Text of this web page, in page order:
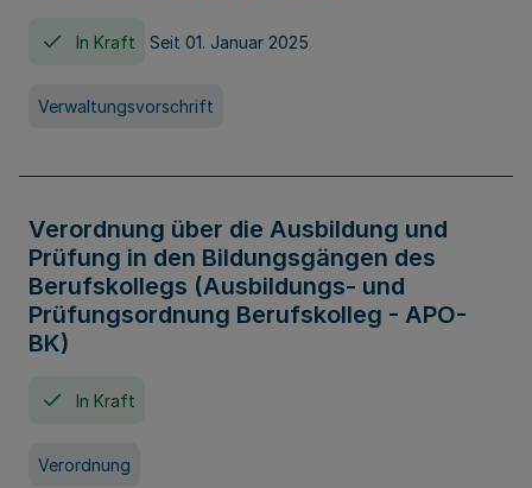
In Kraft Seit 01. Januar 2025
Verwaltungsvorschrift
Verordnung über die Ausbildung und
Prüfung in den Bildungsgängen des
Berufskollegs (Ausbildungs- und
Prüfungsordnung Berufskolleg - APO-
BK)
In Kraft
Verordnung